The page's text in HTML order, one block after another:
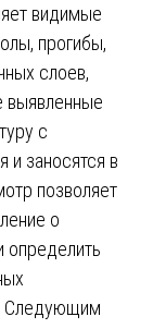
видимые
прогибы,
слоев,
выявленные
с
и заносятся в
позволяет
о
определить
Следующим